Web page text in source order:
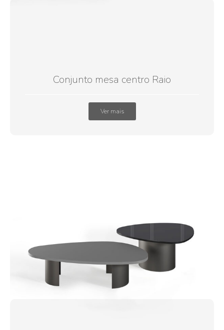
Conjunto mesa centro Raio
Ver mais